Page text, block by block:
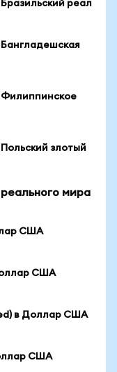
реал
Филиппинское
злотый
мира
США
США
в Доллар США
США